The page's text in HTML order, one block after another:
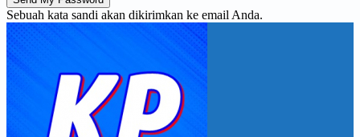
Sebuah kata sandi akan dikirimkan ke email Anda.